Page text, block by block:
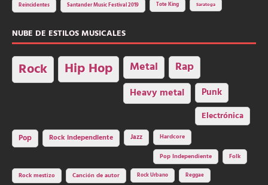
Reincidentes Santander Music Festival 2019 Tote King Saratoga
NUBE DE ESTILOS MUSICALES
Rock Hip Hop Metal Rap
Heavy metal Punk
Electrónica
Pop Rock independiente Jazz Hardcore
Pop Independiente Folk
Rock mestizo Canción de autor Rock Urbano Reggae